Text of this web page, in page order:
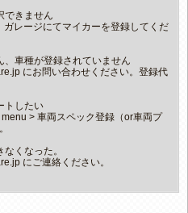
できません
レージにてマイカーを登録してくだ
車種が登録されていません
にお問い合わせください。登録代
トしたい
> 車両スペック登録（or車両プ
くなった。
にご連絡ください。